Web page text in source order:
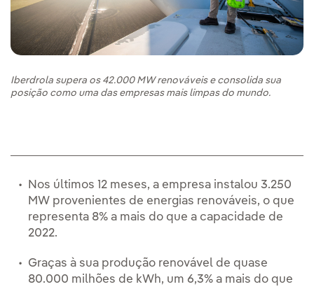
Iberdrola supera os 42.000 MW renováveis e consolida sua
posição como uma das empresas mais limpas do mundo.
Nos últimos 12 meses, a empresa instalou 3.250
MW provenientes de energias renováveis, o que
representa 8% a mais do que a capacidade de
2022.
Graças à sua produção renovável de quase
80.000 milhões de kWh, um 6,3% a mais do que